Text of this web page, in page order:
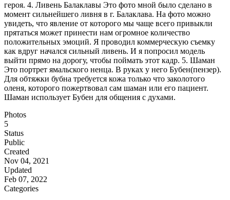
героя. 4. Ливень Балаклавы Это фото мной было сделано в
момент сильнейшего ливня в г. Балаклава. На фото можно
увидеть, что явление от которого мы чаще всего привыкли
прятаться может принести нам огромное количество
положительных эмоций. Я проводил коммерческую съемку
как вдруг начался сильный ливень. И я попросил модель
выйти прямо на дорогу, чтобы поймать этот кадр. 5. Шаман
Это портрет ямальского ненца. В руках у него Бубен(пензер).
Для обтяжки бубна требуется кожа только что заколотого
оленя, которого пожертвовал сам шаман или его пациент.
Шаман использует Бубен для общения с духами.
Photos
5
Status
Public
Created
Nov 04, 2021
Updated
Feb 07, 2022
Categories